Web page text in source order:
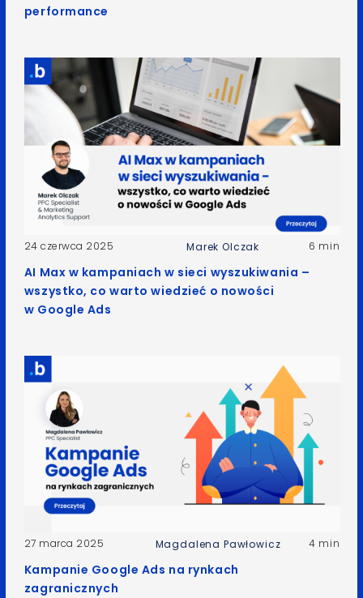
performance
24 czerwca 2025 Marek Olczak 6 min
AI Max w kampaniach w sieci wyszukiwania –
wszystko, co warto wiedzieć o nowości
w Google Ads
27 marca 2025 Magdalena Pawłowicz 4 min
Kampanie Google Ads na rynkach
zagranicznych